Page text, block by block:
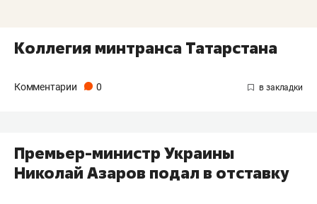
Коллегия минтранса Татарстана
Комментарии 0
Премьер-министр Украины
Николай Азаров подал в отставку